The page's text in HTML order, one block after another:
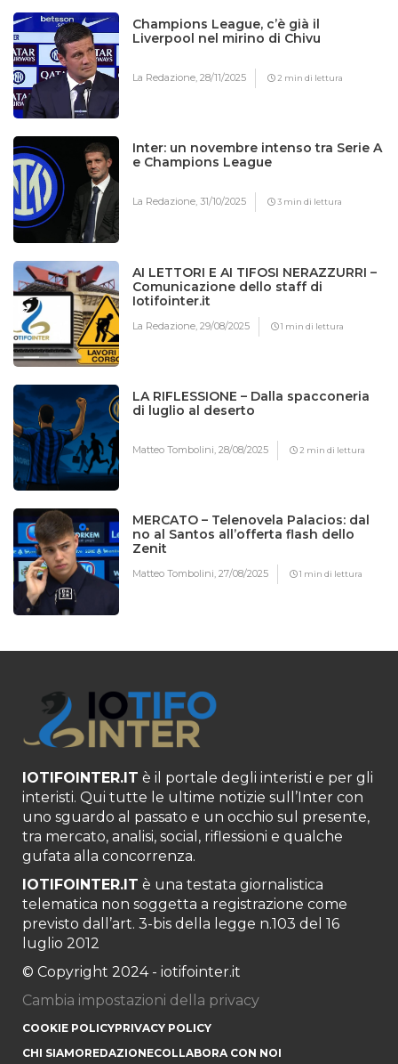
Champions League, c’è già il
Liverpool nel mirino di Chivu
La Redazione,28/11/2025 2 min di lettura
Inter: un novembre intenso tra Serie A
e Champions League
La Redazione,31/10/2025 3 min di lettura
AI LETTORI E AI TIFOSI NERAZZURRI –
Comunicazione dello staff di
Iotifointer.it
La Redazione,29/08/2025 1 min di lettura
LA RIFLESSIONE – Dalla spacconeria
di luglio al deserto
Matteo Tombolini,28/08/2025 2 min di lettura
MERCATO – Telenovela Palacios: dal
no al Santos all’offerta flash dello
Zenit
Matteo Tombolini,27/08/2025 1 min di lettura
IOTIFOINTER.IT è il portale degli interisti e per gli
interisti. Qui tutte le ultime notizie sull’Inter con
uno sguardo al passato e un occhio sul presente,
tra mercato, analisi, social, riflessioni e qualche
gufata alla concorrenza.
IOTIFOINTER.IT è una testata giornalistica
telematica non soggetta a registrazione come
previsto dall’art. 3-bis della legge n.103 del 16
luglio 2012
© Copyright 2024 - iotifointer.it
Cambia impostazioni della privacy
COOKIE POLICYPRIVACY POLICY
CHI SIAMOREDAZIONECOLLABORA CON NOI